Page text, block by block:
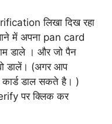
लिखा दिख रहा
में अपना pan card
डाले । और जो पैन
डालें। (अगर आप
डाल सकते है। )
पर क्लिक कर